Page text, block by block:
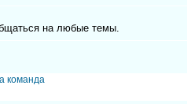
на любые темы.
команда